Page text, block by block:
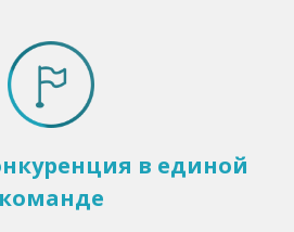
в единой
команде